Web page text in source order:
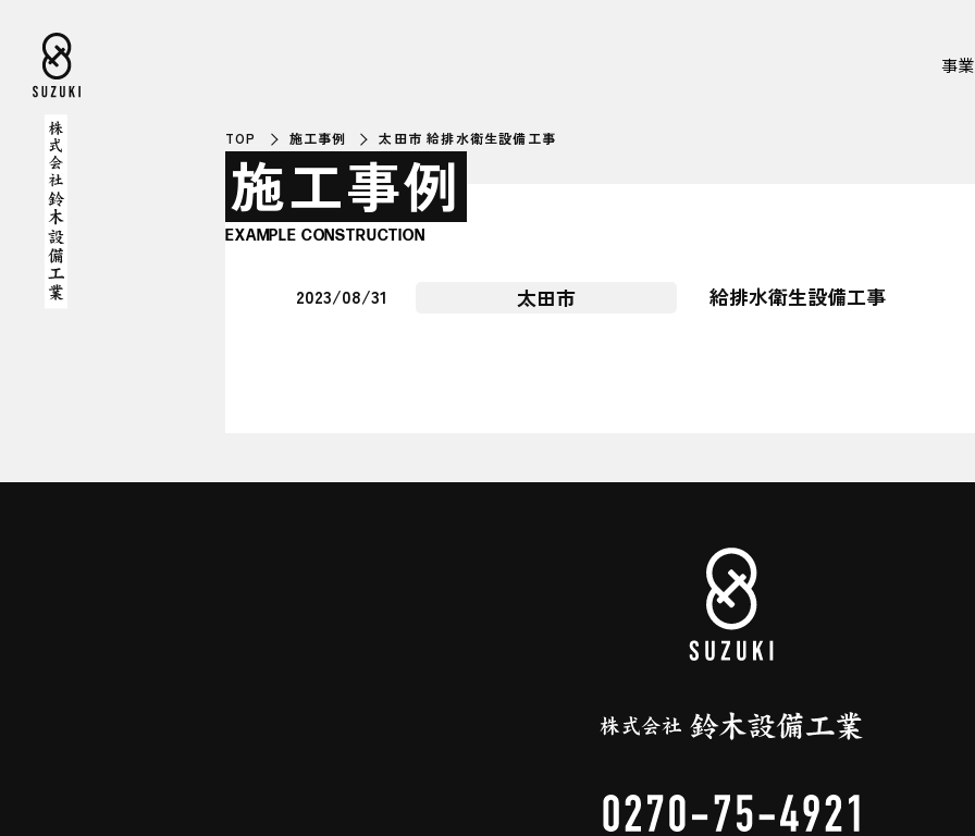
事
TOP 施工事例 太田市 給排水衛生設備工事
施工事例
EXAMPLE CONSTRUCTION
2023/08/31 太田市 給排水衛生設備工事